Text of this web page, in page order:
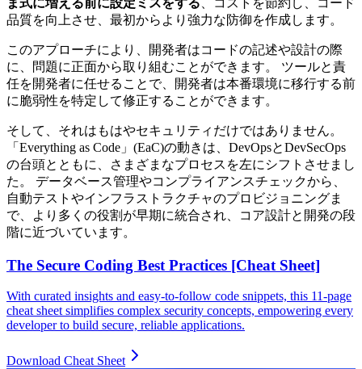
品質を向上させ、最初からより強力な防御を作成します。
このアプローチにより、開発者はコードの記述や設計の際
に、問題に正面から取り組むことができます。 ツールと責
任を開発者に任せることで、開発者は本番環境に移行する前
に脆弱性を特定して修正することができます。
そして、それはもはやセキュリティだけではありません。
「Everything as Code」(EaC)の動きは、DevOpsとDevSecOps
の台頭とともに、さまざまなプロセスを左にシフトさせまし
た。 データベース管理やコンプライアンスチェックから、
自動テストやインフラストラクチャのプロビジョニングま
で、より多くの役割が早期に統合され、コア設計と開発の段
階に近づいています。
The Secure Coding Best Practices [Cheat Sheet]
With curated insights and easy-to-follow code snippets, this 11-page
cheat sheet simplifies complex security concepts, empowering every
developer to build secure, reliable applications.
Download Cheat Sheet